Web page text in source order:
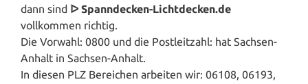
dann sind ᐅ Spanndecken-Lichtdecken.de
vollkommen richtig.
Die Vorwahl: 0800 und die Postleitzahl: hat Sachsen-
Anhalt in Sachsen-Anhalt.
In diesen PLZ Bereichen arbeiten wir: 06108, 06193,